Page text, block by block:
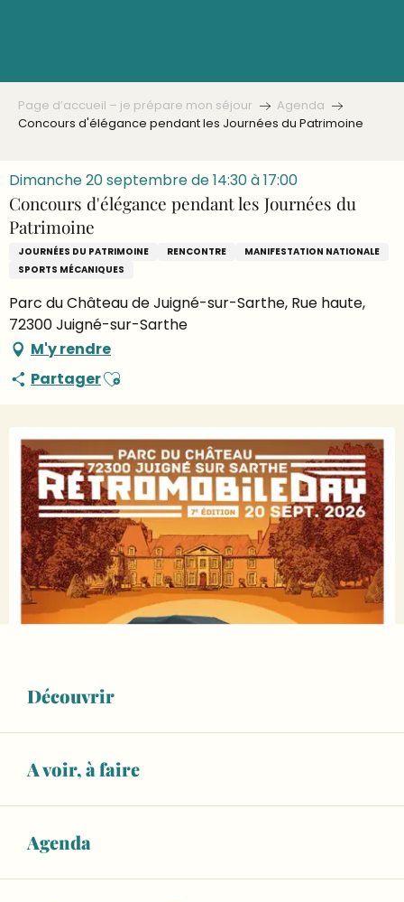
Découvrir
A voir, à faire
Agenda
Page d’accueil – je prépare mon séjour
Agenda
Concours d'élégance pendant les Journées du Patrimoine
Dimanche 20 septembre de 14:30 à 17:00
Concours d'élégance pendant les Journées du
Patrimoine
JOURNÉES DU PATRIMOINE RENCONTRE
MANIFESTATION NATIONALE
SPORTS MÉCANIQUES
Parc du Château de Juigné-sur-Sarthe, Rue haute,
72300 Juigné-sur-Sarthe
M'y rendre
PartagerAjouter aux favoris